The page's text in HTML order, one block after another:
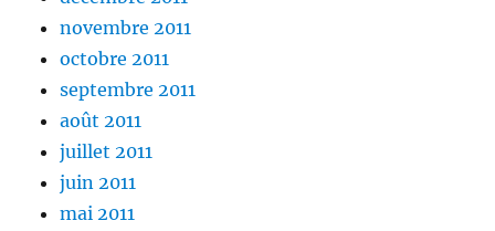
novembre 2011
octobre 2011
septembre 2011
août 2011
juillet 2011
juin 2011
mai 2011